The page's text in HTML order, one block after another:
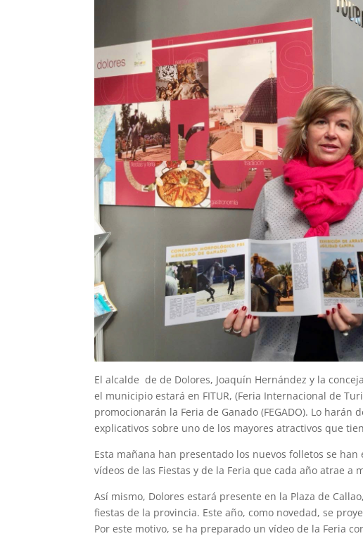
El alcalde de de Dolores, Joaquín Hernández y la
el municipio estará en FITUR, (Feria Internacional de
promocionarán la Feria de Ganado (FEGADO). Lo
explicativos sobre uno de los mayores atractivos que
Esta mañana han presentado los nuevos folletos se
vídeos de las Fiestas y de la Feria que cada año atrae a
Así mismo, Dolores estará presente en la Plaza de
fiestas de la provincia. Este año, como novedad, se
Por este motivo, se ha preparado un vídeo de la Feria